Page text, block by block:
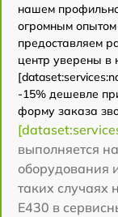
нашем
огромным опытом
предоставляем
центр уверены в
-15% дешевле
форму заказа
выполняется
оборудования
таких случаях
E430 в